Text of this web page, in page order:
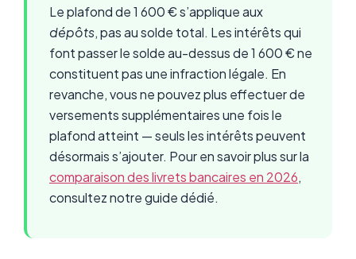
Le plafond de 1 600 € s’applique aux
dépôts, pas au solde total. Les intérêts qui
font passer le solde au-dessus de 1 600 € ne
constituent pas une infraction légale. En
revanche, vous ne pouvez plus effectuer de
versements supplémentaires une fois le
plafond atteint — seuls les intérêts peuvent
désormais s’ajouter. Pour en savoir plus sur la
comparaison des livrets bancaires en 2026,
consultez notre guide dédié.